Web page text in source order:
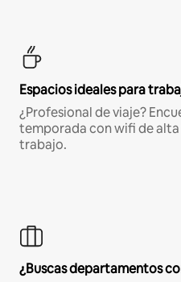
Espacios ideales para
¿Profesional de viaje?
temporada con wifi de
trabajo.
¿Buscas departamentos